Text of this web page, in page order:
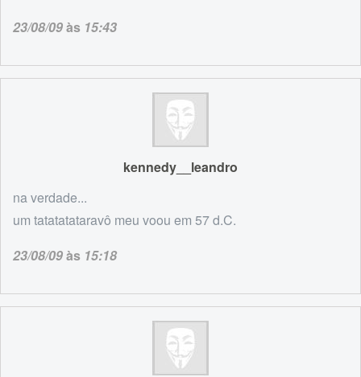
23/08/09às 15:43
kennedy__leandro
na verdade...
um tatatatataravô meu voou em 57 d.C.
23/08/09às 15:18